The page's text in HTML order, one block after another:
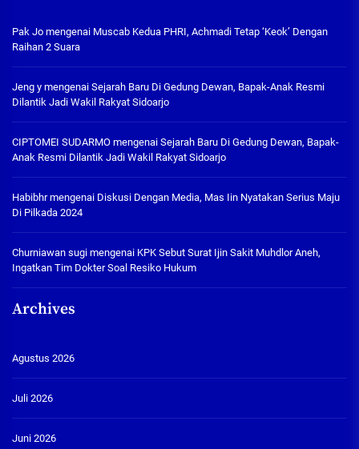
Pak Jo mengenai Muscab Kedua PHRI, Achmadi Tetap ‘Keok’ Dengan
Raihan 2 Suara
Jeng y mengenai Sejarah Baru Di Gedung Dewan, Bapak-Anak Resmi
Dilantik Jadi Wakil Rakyat Sidoarjo
CIPTOMEI SUDARMO mengenai Sejarah Baru Di Gedung Dewan, Bapak-
Anak Resmi Dilantik Jadi Wakil Rakyat Sidoarjo
Habibhrmengenai Diskusi Dengan Media, Mas Iin Nyatakan Serius Maju
Di Pilkada 2024
Churniawan sugi mengenai KPK Sebut Surat Ijin Sakit Muhdlor Aneh,
Ingatkan Tim Dokter Soal Resiko Hukum
Archives
Agustus 2026
Juli 2026
Juni 2026